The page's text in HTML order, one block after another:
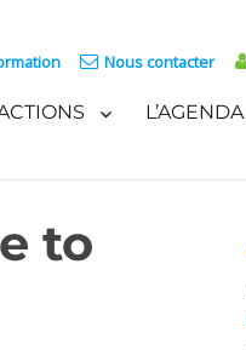
Nous contacter
L’AGENDA
to